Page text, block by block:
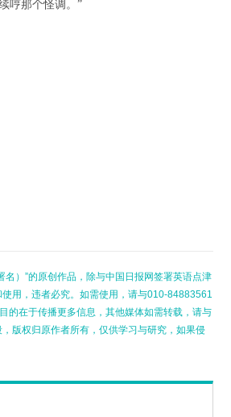
哼那个怪调。”
）”的原创作品，除与中国日报网签署英语点津
用，违者必究。如需使用，请与010-84883561
的在于传播更多信息，其他媒体如需转载，请与
版权归原作者所有，仅供学习与研究，如果侵